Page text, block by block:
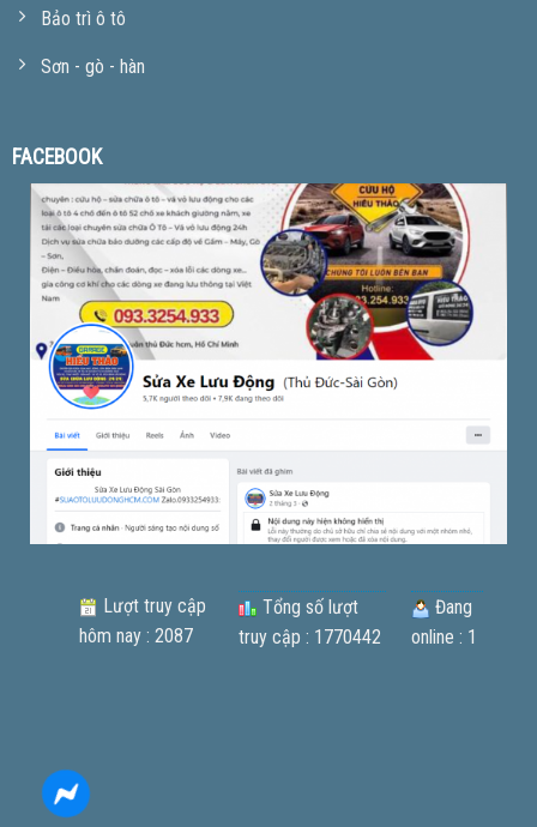
Bảo trì ô tô
Sơn - gò - hàn
FACEBOOK
Lượt truy cập
hôm nay : 2087
Tổng số lượt
truy cập : 1770442
Đang
online : 1